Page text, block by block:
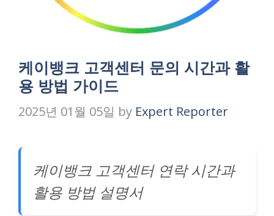
케이뱅크 고객센터 문의 시간과 활
용 방법 가이드
2025년 01월 05일 by Expert Reporter
케이뱅크 고객센터 연락 시간과
활용 방법 설명서